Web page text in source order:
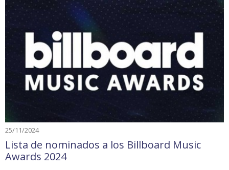
25/11/2024
Lista de nominados a los Billboard Music
Awards 2024